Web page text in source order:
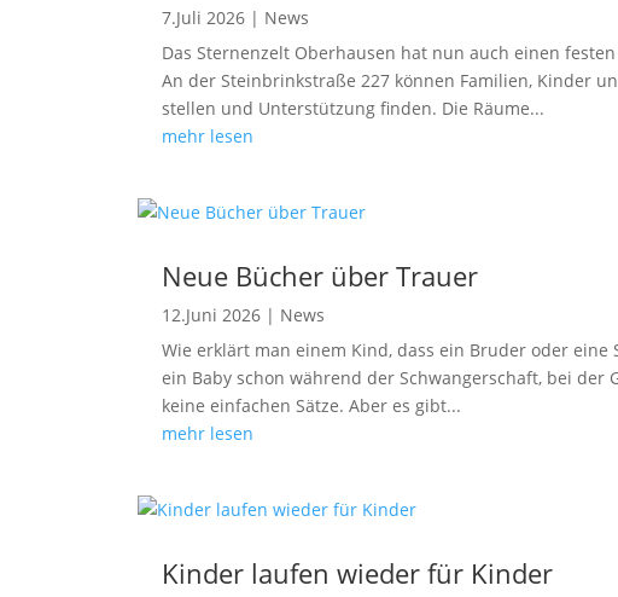
7.Juli 2026 | News
Das Sternenzelt Oberhausen hat nun auch einen
An der Steinbrinkstraße 227 können Familien, Kinder
stellen und Unterstützung finden. Die Räume...
mehr lesen
Neue Bücher über Trauer
12.Juni 2026 | News
Wie erklärt man einem Kind, dass ein Bruder oder
ein Baby schon während der Schwangerschaft, bei der
keine einfachen Sätze. Aber es gibt...
mehr lesen
Kinder laufen wieder für Kinder